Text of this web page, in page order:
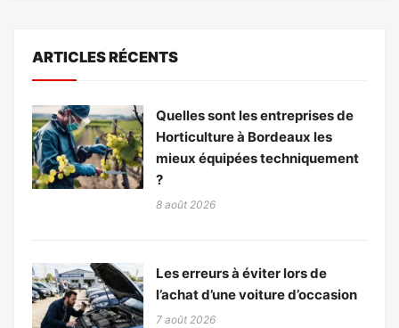
ARTICLES RÉCENTS
Quelles sont les entreprises de
Horticulture à Bordeaux les
mieux équipées techniquement
?
8 août 2026
Les erreurs à éviter lors de
l’achat d’une voiture d’occasion
7 août 2026